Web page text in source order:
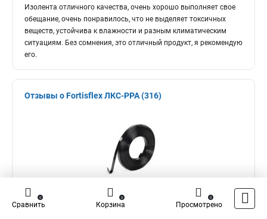
Изолента отличного качества, очень хорошо выполняет свое
обещание, очень понравилось, что не выделяет токсичных
веществ, устойчива к влажности и разным климатическим
ситуациям. Без сомнения, это отличный продукт, я рекомендую
его.
Отзывы о Fortisflex ЛКС-РРА (316)
0,00 ₽
Сравнить
0
Корзина
0
Просмотрено
0